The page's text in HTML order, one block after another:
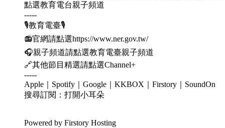
點選教育電台親子頻道
-----
🎙教育電臺🎙
📻官網請點選https://www.ner.gov.tw/
🎧親子頻道請點選教育電臺親子頻道
🔗其他節目精選請點選Channel+
-----
Apple｜Spotify｜Google｜KKBOX｜Firstory｜SoundOn
搜尋訂閱：打開小耳朵
Powered by Firstory Hosting